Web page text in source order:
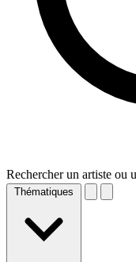
Rechercher un artiste ou
Thématiques